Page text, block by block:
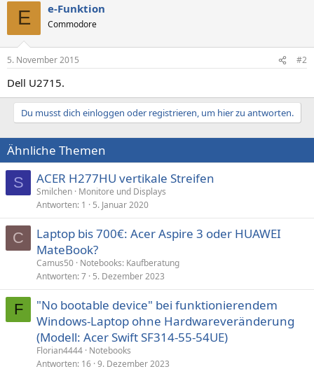
E e-Funktion
Commodore
5. November 2015 #2
Dell U2715.
Du musst dich einloggen oder registrieren, um hier zu antworten.
Ähnliche Themen
S ACER H277HU vertikale Streifen
Smilchen Monitore und Displays
Antworten 1 5. Januar 2020
C
Laptop bis 700€: Acer Aspire 3 oder HUAWEI
MateBook?
Camus50 Notebooks: Kaufberatung
Antworten 7 5. Dezember 2023
F
"No bootable device" bei funktionierendem
Windows-Laptop ohne Hardwareveränderung
(Modell: Acer Swift SF314-55-54UE)
Florian4444 Notebooks
Antworten 16 9. Dezember 2023